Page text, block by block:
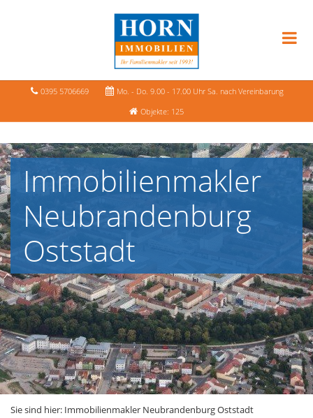
0395 5706669
Mo. - Do. 9.00 - 17.00 Uhr Sa. nach Vereinbarung
Objekte: 125
Immobilienmakler
Neubrandenburg
Oststadt
Sie sind hier: Immobilienmakler Neubrandenburg Oststadt